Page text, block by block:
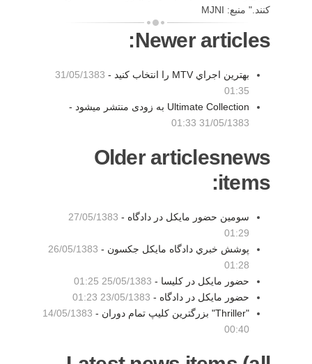
کنند." منبع: MJNI
Newer articles:
بهترين اجراي MTV را انتخاب كنيد -
31/05/1383
01:35
Ultimate Collection به زودی منتشر میشود -
31/05/1383 01:33
Older articlesnews
items:
سومین حضور مایکل در دادگاه - 27/05/1383
01:29
پوشش خبري دادگاه مايكل جكسون - 26/05/1383
01:28
حضور مايكل در كليسا - 25/05/1383 01:25
حضور مايكل در دادگاه - 23/05/1383 01:23
"Thriller" بزرگترین کلیپ تمام دوران -
14/05/1383
00:40